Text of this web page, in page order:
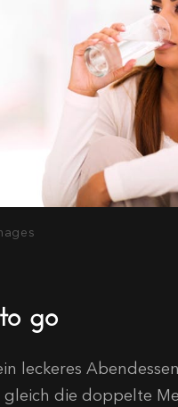
go
leckeres
gleich die doppelte